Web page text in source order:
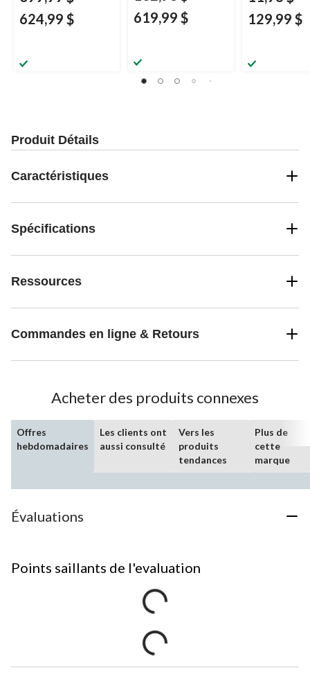
624,99 $
619,99 $
129,99 $
Produit Détails
Caractéristiques
Spécifications
Ressources
Commandes en ligne & Retours
Acheter des produits connexes
Offres
hebdomadaires
Les clients ont
aussi consulté
Vers les
produits
tendances
Plus de
cette
marque
Évaluations
Points saillants de l'evaluation